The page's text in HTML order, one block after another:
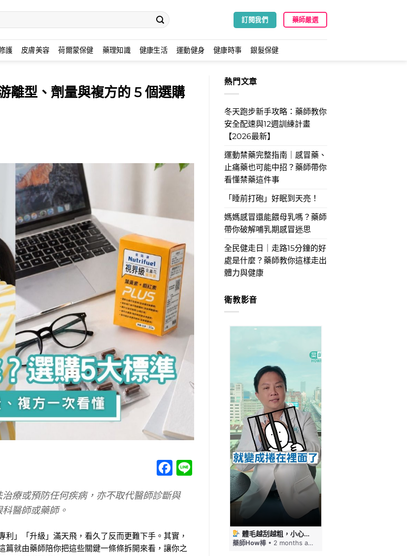
訂閱我們 藥師嚴選
護 皮膚美容 荷爾蒙保健 藥理知識 健康生活 運動健身 健康時事 銀髮保健
離型、劑量與複方的 5 個選購
Facebook
療或預防任何疾病，亦不取代醫師診斷與
醫師或藥師。
」「升級」滿天飛，看久了反而更難下手。其實，
篇就由藥師陪你把這些關鍵一條條拆開來看，讓你之
熱門文章
冬天跑步新手攻略：藥師教你
安全配速與12週訓練計畫
【2026最新】
運動禁藥完整指南｜感冒藥、
止痛藥也可能中招？藥師帶你
看懂禁藥這件事
「睡前打砲」好眠到天亮！
媽媽感冒還能餵母乳嗎？藥師
帶你破解哺乳期感冒迷思
全民健走日｜走路15分鐘的好
處是什麼？藥師教你這樣走出
體力與健康
衛教影音
寶寶食品又出事！藥師教你如何挑選健康寶寶食品！ #藥師HOW棒
藥師How棒 • 2 months ago
體毛越刮越粗，小心毛髮倒插！刮毛這幾件事要注意 #藥師HOW棒
藥師How棒 • 2 months ago